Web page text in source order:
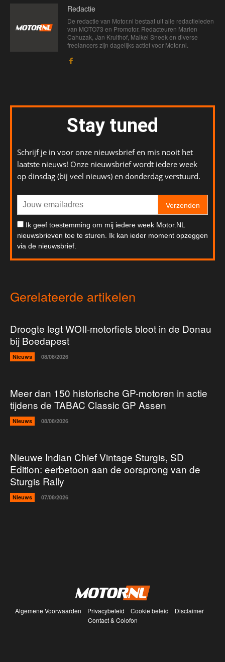
Redactie
De redactie van Motor.nl bestaat uit alle redactieleden
van MOTO73 en Promotor. Redacteuren Marien
Cahuzak, Jan Kruithof, Maikel Sneek en diverse
freelancers zijn dagelijks actief voor Motor.nl.
Stay tuned
Schrijf je in voor onze nieuwsbrief en mis nooit het
laatste nieuws! Onze nieuwsbrief wordt iedere week
op dinsdag (bij veel nieuws) en donderdag verstuurd.
Verzenden
Ik geef toestemming om mij iedere week Motor.NL
nieuwsbrieven toe te sturen. Ik kan ieder moment opzeggen
via de nieuwsbrief.
Gerelateerde artikelen
Droogte legt WOII-motorfiets bloot in de Donau
bij Boedapest
Nieuws 08/08/2026
Meer dan 150 historische GP-motoren in actie
tijdens de TABAC Classic GP Assen
Nieuws 08/08/2026
Nieuwe Indian Chief Vintage Sturgis, SD
Edition: eerbetoon aan de oorsprong van de
Sturgis Rally
Nieuws 07/08/2026
Algemene Voorwaarden Privacybeleid Cookie beleid
Disclaimer
Contact & Colofon